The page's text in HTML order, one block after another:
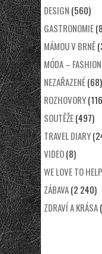
DESIGN (560)
GASTRONOMIE
MÁMOU V BRNĚ
MÓDA –
NEZAŘAZENÉ(68)
ROZHOVORY
SOUTĚŽE(497)
TRAVEL DIARY
VIDEO(8)
WE LOVE TO HELP
ZÁBAVA(2 240)
ZDRAVÍ A KRÁSA